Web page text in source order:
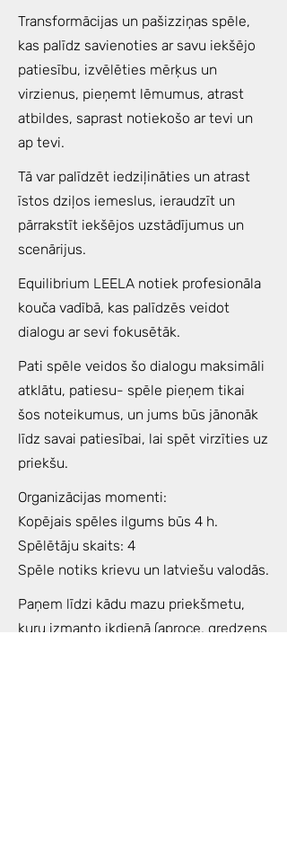
Transformācijas un pašizziņas spēle,
kas palīdz savienoties ar savu iekšējo
patiesību, izvēlēties mērķus un
virzienus, pieņemt lēmumus, atrast
atbildes, saprast notiekošo ar tevi un
ap tevi.
Tā var palīdzēt iedziļināties un atrast
īstos dziļos iemeslus, ieraudzīt un
pārrakstīt iekšējos uzstādījumus un
scenārijus.
Equilibrium LEELA notiek profesionāla
kouča vadībā, kas palīdzēs veidot
dialogu ar sevi fokusētāk.
Pati spēle veidos šo dialogu maksimāli
atklātu, patiesu- spēle pieņem tikai
šos noteikumus, un jums būs jānonāk
līdz savai patiesībai, lai spēt virzīties uz
priekšu.
Organizācijas momenti:
Kopējais spēles ilgums būs 4 h.
Spēlētāju skaits: 4
Spēle notiks krievu un latviešu valodās.
Paņem līdzi kādu mazu priekšmetu,
kuru izmanto ikdienā (aproce, gredzens